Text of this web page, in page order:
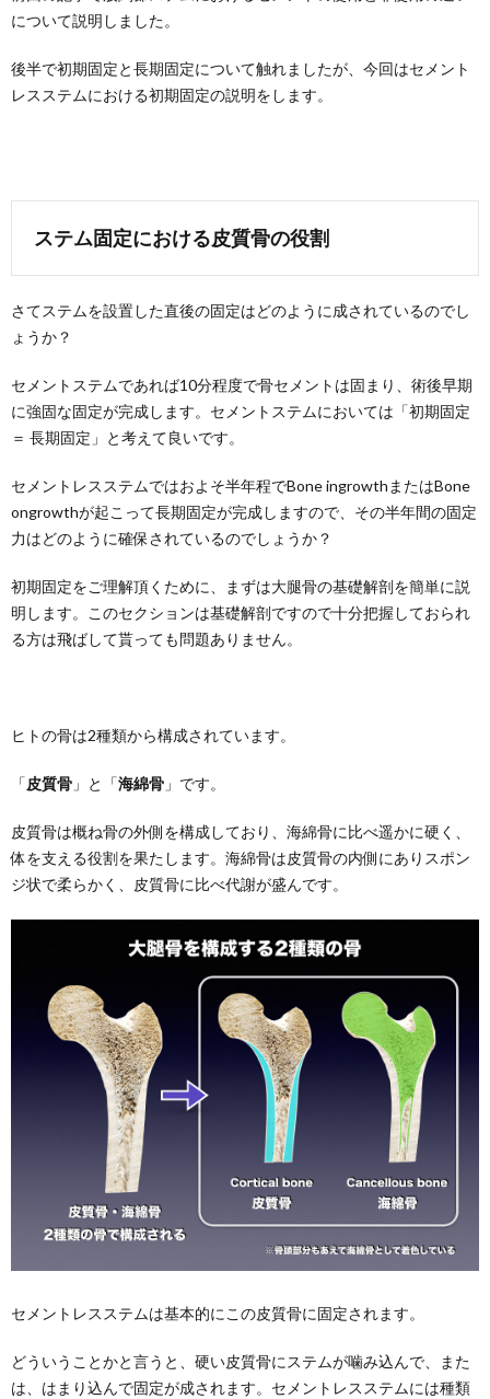
について説明しました。
後半で初期固定と長期固定について触れましたが、今回はセメント
レスステムにおける初期固定の説明をします。
ステム固定における皮質骨の役割
さてステムを設置した直後の固定はどのように成されているのでし
ょうか？
セメントステムであれば10分程度で骨セメントは固まり、術後早期
に強固な固定が完成します。セメントステムにおいては「初期固定
＝ 長期固定」と考えて良いです。
セメントレスステムではおよそ半年程でBone ingrowthまたはBone
ongrowthが起こって長期固定が完成しますので、その半年間の固定
力はどのように確保されているのでしょうか？
初期固定をご理解頂くために、まずは大腿骨の基礎解剖を簡単に説
明します。このセクションは基礎解剖ですので十分把握しておられ
る方は飛ばして貰っても問題ありません。
ヒトの骨は2種類から構成されています。
「皮質骨 」と「海綿骨 」です。
皮質骨は概ね骨の外側を構成しており、海綿骨に比べ遥かに硬く、
体を支える役割を果たします。海綿骨は皮質骨の内側にありスポン
ジ状で柔らかく、皮質骨に比べ代謝が盛んです。
セメントレスステムは基本的にこの皮質骨に固定されます。
どういうことかと言うと、硬い皮質骨にステムが噛み込んで、また
は、はまり込んで固定が成されます。セメントレスステムには種類